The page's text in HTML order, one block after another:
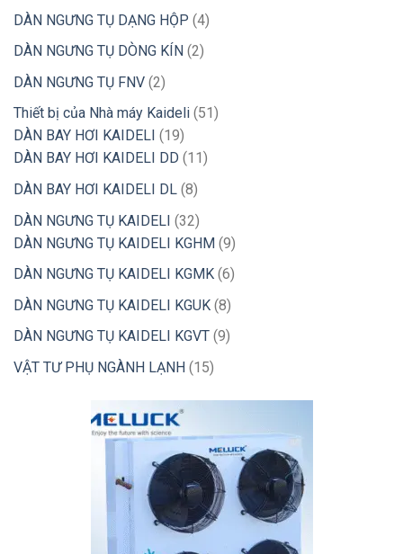
phẩm
DÀN NGƯNG TỤ DẠNG HỘP 44
DÀN NGƯNG TỤ DÒNG KÍN 22
DÀN NGƯNG TỤ FNV 22
sản
phẩm
Thiết bị của Nhà máy Kaideli 51 51
DÀN BAY HƠI KAIDELI 1919
sản
phẩm
DÀN BAY HƠI KAIDELI DD 11 11
DÀN BAY HƠI KAIDELI DL 88
sản
phẩm
DÀN NGƯNG TỤ KAIDELI 3232
sản
phẩm
DÀN NGƯNG TỤ KAIDELI KGHM 99
sản
phẩm
DÀN NGƯNG TỤ KAIDELI KGMK 66
DÀN NGƯNG TỤ KAIDELI KGUK 88
sản
phẩm
DÀN NGƯNG TỤ KAIDELI KGVT 99
VẬT TƯ PHỤ NGÀNH LẠNH 1515